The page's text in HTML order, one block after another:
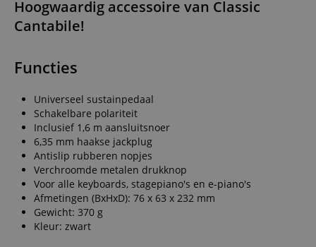
Hoogwaardig accessoire van Classic
Cantabile!
Functies
Universeel sustainpedaal
Schakelbare polariteit
Inclusief 1,6 m aansluitsnoer
6,35 mm haakse jackplug
Antislip rubberen nopjes
Verchroomde metalen drukknop
Voor alle keyboards, stagepiano's en e-piano's
Afmetingen (BxHxD): 76 x 63 x 232 mm
Gewicht: 370 g
Kleur: zwart